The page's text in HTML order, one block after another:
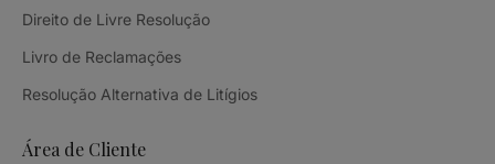
Direito de Livre Resolução
Livro de Reclamações
Resolução Alternativa de Litígios
Área de Cliente